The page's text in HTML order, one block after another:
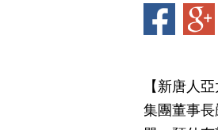
【新唐人
集團董事